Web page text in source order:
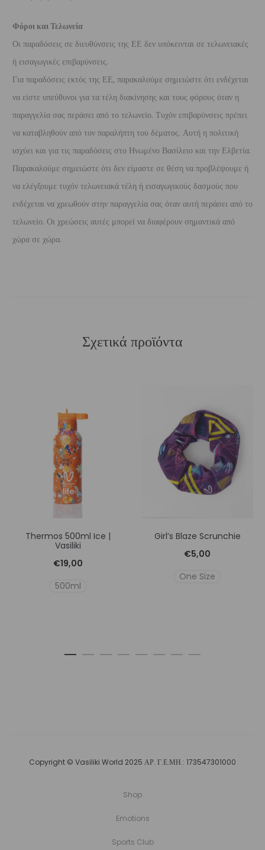
Φόροι και Τελωνεία
Οι παραδόσεις σε διευθύνσεις της ΕΕ δεν υπόκεινται σε τελωνειακές
ή εισαγωγικές επιβαρύνσεις.
Για παραδόσεις εκτός της ΕΕ, παρακαλούμε σημειώστε ότι ενδέχεται
να είστε υπεύθυνοι για τα τέλη διακίνησης και τους φόρους όταν η
παραγγελία σας περάσει από το τελωνείο. Τυχόν επιβαρύνσεις πρέπει
να καταβληθούν από τον παραλήπτη του δέματος. Αυτή η πολιτική
ισχύει και για τις παραδόσεις στο Ηνωμένο Βασίλειο και την Ελβετία.
Παρακαλούμε σημειώστε ότι δεν είμαστε σε θέση να προβλέψουμε ή
να ελέγξουμε τυχόν τελωνειακά τέλη ή εισαγωγικούς δασμούς που
ενδέχεται να χρεωθούν στην παραγγελία σας όταν αυτή περάσει από το
τελωνείο. Οι χρεώσεις αυτές μπορεί να διαφέρουν σημαντικά από
χώρα σε χώρα.
Σχετικά προϊόντα
Thermos 500ml Ice |
Vasiliki
€19,00
500ml
Girl’s Blaze Scrunchie
€5,00
One Size
Copyright © Vasiliki World 2025 ΑΡ. Γ.Ε.ΜΗ.: 173547301000
Shop
Emotions
Sports Club